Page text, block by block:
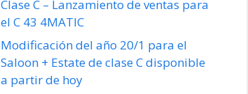
Clase C – Lanzamiento de ventas para
el C 43 4MATIC
Modificación del año 20/1 para el
Saloon + Estate de clase C disponible
a partir de hoy